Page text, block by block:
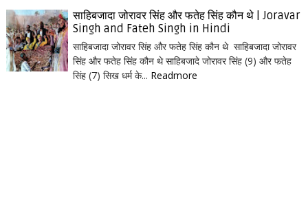
साहिबजादा जोरावर सिंह और फतेह सिंह कौन थे | Joravar
Singh and Fateh Singh in Hindi
साहिबजादा जोरावर सिंह और फतेह सिंह कौन थे साहिबजादा जोरावर
सिंह और फतेह सिंह कौन थे साहिबजादे जोरावर सिंह (9) और फतेह
सिंह (7) सिख धर्म के... Readmore